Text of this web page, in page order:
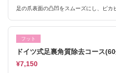
足の爪表面の凸凹をスムーズにし、ピカ
フット
ドイツ式足裏角質除去コース
¥7,150